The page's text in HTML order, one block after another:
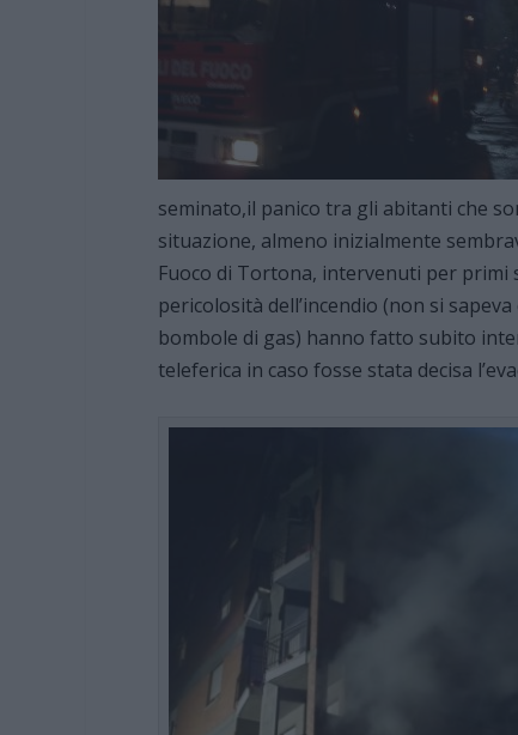
seminato,il panico tra gli abitanti che
situazione, almeno inizialmente
Fuoco di Tortona, intervenuti per primi
pericolosità dell’incendio (non si
bombole di gas) hanno fatto subito
teleferica in caso fosse stata decisa